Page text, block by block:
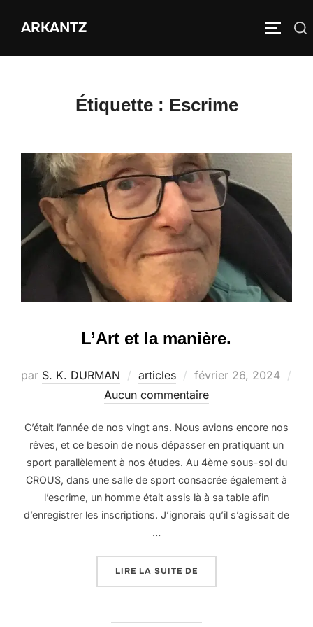
ARKANTZ Rechercher :
Étiquette : Escrime
L’Art et la manière.
par S. K. DURMAN articles
Publié
le
février 26, 2024
Aucun commentaire
C’était l’année de nos vingt ans. Nous avions encore nos
rêves, et ce besoin de nous dépasser en pratiquant un
sport parallèlement à nos études. Au 4ème sous-sol du
CROUS, dans une salle de sport consacrée également à
l’escrime, un homme était assis là à sa table afin
d’enregistrer les inscriptions. J’ignorais qu’il s’agissait de
…
LIRE LA SUITE DE